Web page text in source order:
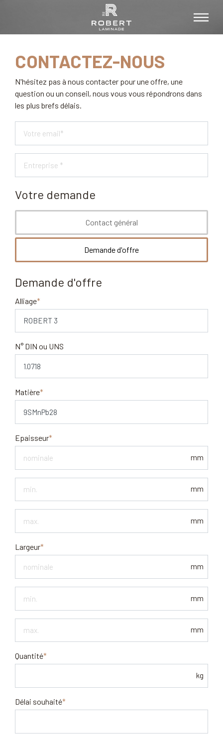
CONTACTEZ-NOUS
N'hésitez pas à nous contacter pour une offre, une
question ou un conseil, nous vous vous répondrons dans
les plus brefs délais.
Votre demande
Contact général
Demande d'offre
Demande d'offre
Alliage
N° DIN ou UNS
Matière
Epa​isseur
mm
min.
mm
max.
mm
Largeur
mm
min
mm
max.
mm
Quantité
kg
Délai souhaité